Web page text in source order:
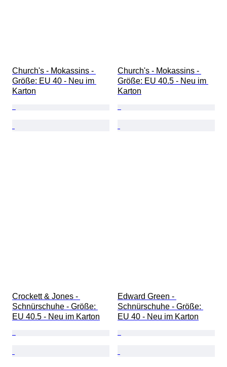
Church's - Mokassins -
Größe: EU 40 - Neu im
Karton
Church's - Mokassins -
Größe: EU 40.5 - Neu im
Karton
Crockett & Jones -
Schnürschuhe - Größe:
EU 40.5 - Neu im Karton
Edward Green -
Schnürschuhe - Größe:
EU 40 - Neu im Karton